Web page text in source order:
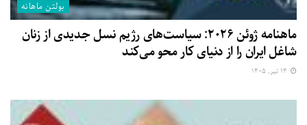
بولتن ماهانه
ماهنامه ژوئن ۲۰۲۶: سیاست‌های رژیم نسل جدیدی از زنان
شاغل ایران را از دنیای کار محو می‌کند